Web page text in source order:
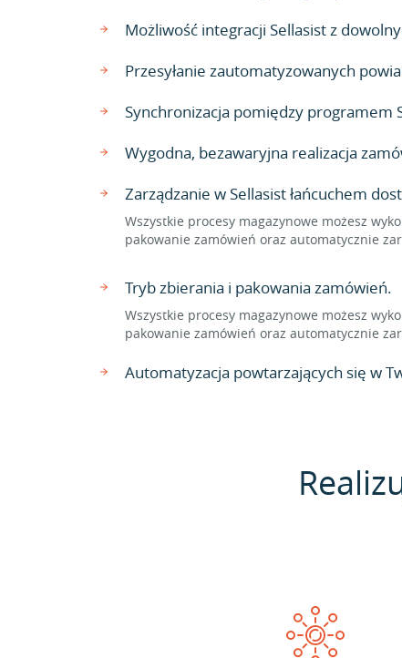
Możliwość integracji Sellasist z
Przesyłanie zautomatyzowanych
Synchronizacja pomiędzy programem
Wygodna, bezawaryjna realizacja
Zarządzanie w Sellasist łańcuchem
Wszystkie procesy magazynowe możesz
pakowanie zamówień oraz automatycznie
Tryb zbierania i pakowania zamówień.
Wszystkie procesy magazynowe możesz
pakowanie zamówień oraz automatycznie
Automatyzacja powtarzających się w